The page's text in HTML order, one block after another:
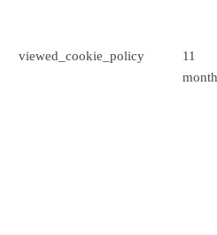
viewed_cookie_policy
11